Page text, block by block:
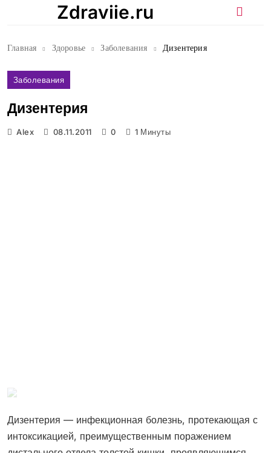
Zdraviie.ru
Главная Здоровье Заболевания Дизентерия
Заболевания
Дизентерия
Alex 08.11.2011 0 1 Минуты
Дизентерия — инфекционная болезнь, протекающая с
интоксикацией, преимущественным поражением